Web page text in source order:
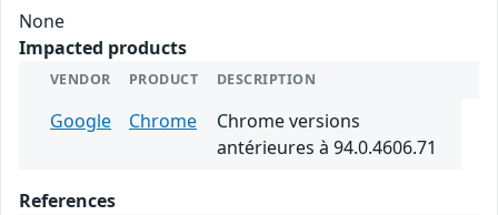
None
Impacted products
VENDOR PRODUCT DESCRIPTION
Google Chrome
Chrome versions
antérieures à 94.0.4606.71
References